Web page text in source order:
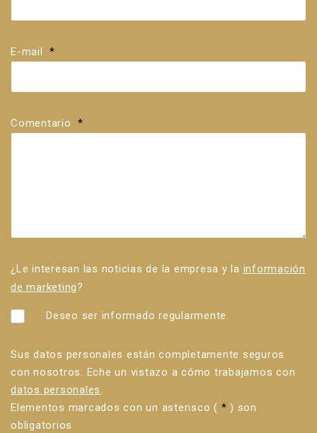
E-mail *
Comentario *
¿Le interesan las noticias de la empresa y la información
de marketing?
Deseo ser informado regularmente.
Sus datos personales están completamente seguros
con nosotros. Eche un vistazo a cómo trabajamos con
datos personales.
Elementos marcados con un asterisco ( * ) son
obligatorios